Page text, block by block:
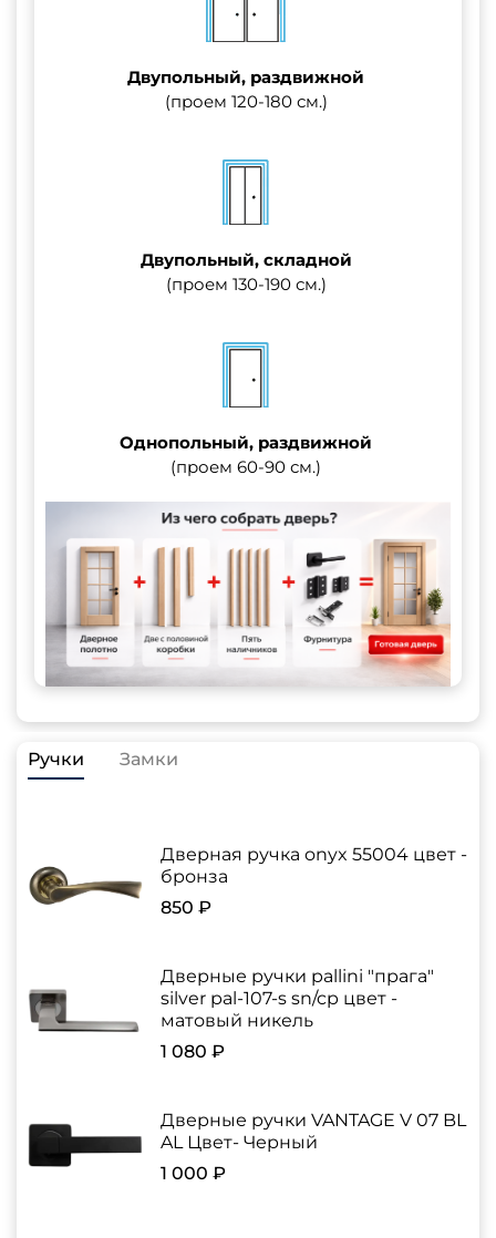
Двупольный, раздвижной
(проем 120-180 см.)
Двупольный, складной
(проем 130-190 см.)
Однопольный, раздвижной
(проем 60-90 см.)
Ручки Замки
Дверная ручка onyx 55004 цвет -
бронза
850 ₽
Дверные ручки pallini "прага"
silver pal-107-s sn/cp цвет -
матовый никель
1 080 ₽
Дверные ручки VANTAGE V 07 BL
AL Цвет- Черный
1 000 ₽